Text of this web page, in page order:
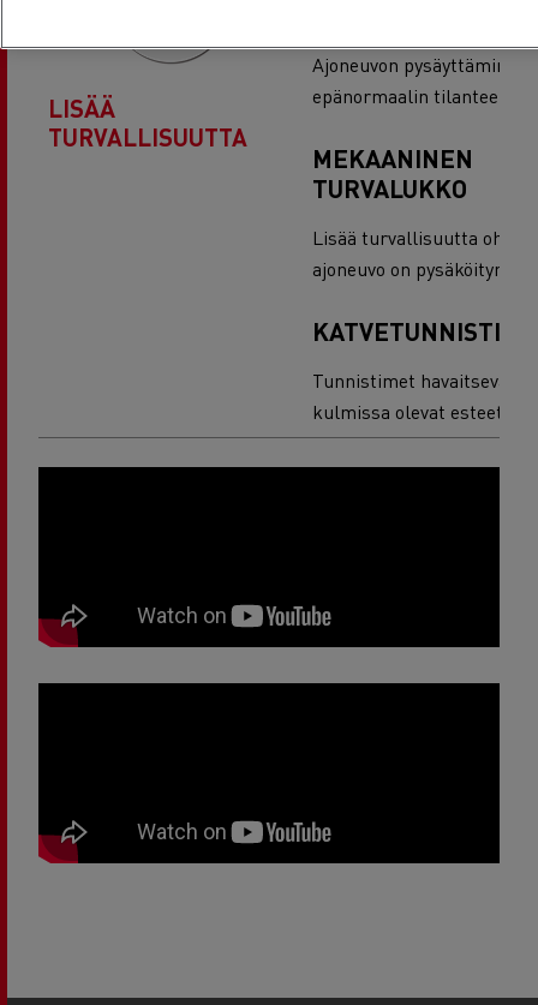
LISÄÄ
TURVALLISUUTTA
Ajoneuvon pysäyttäminen
epänormaalin tilanteen
MEKAANINEN
TURVALUKKO
Lisää turvallisuutta
ajoneuvo on pysäköitynä.
Tunnistimet havaitsevat
kulmissa olevat esteet.